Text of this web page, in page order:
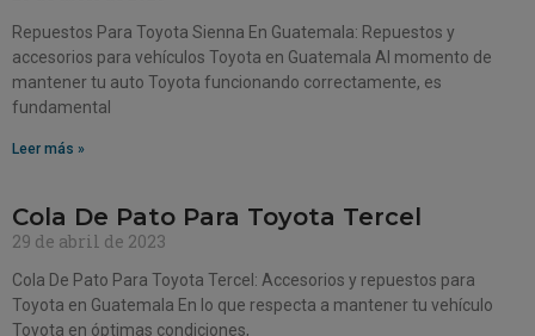
Repuestos Para Toyota Sienna En Guatemala: Repuestos y
accesorios para vehículos Toyota en Guatemala Al momento de
mantener tu auto Toyota funcionando correctamente, es
fundamental
Leer más »
Cola De Pato Para Toyota Tercel
29 de abril de 2023
Cola De Pato Para Toyota Tercel: Accesorios y repuestos para
Toyota en Guatemala En lo que respecta a mantener tu vehículo
Toyota en óptimas condiciones,